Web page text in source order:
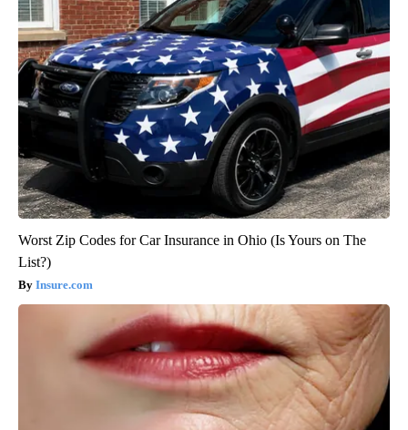
Worst Zip Codes for Car Insurance in Ohio (Is Yours on The
List?)
Insure.com